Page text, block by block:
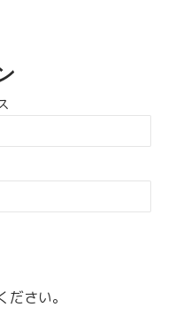
さい。